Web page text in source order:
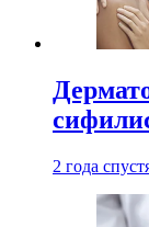
2 года